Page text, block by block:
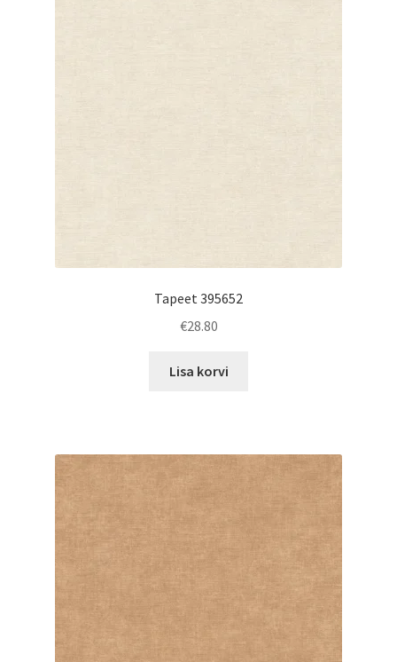
Tapeet 395652
€28.80
Lisa korvi